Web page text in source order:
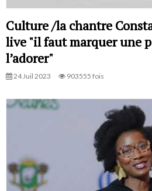
Culture /la chantre
live "il faut marquer une
l’adorer"
24 Juil 2023 903555 fois